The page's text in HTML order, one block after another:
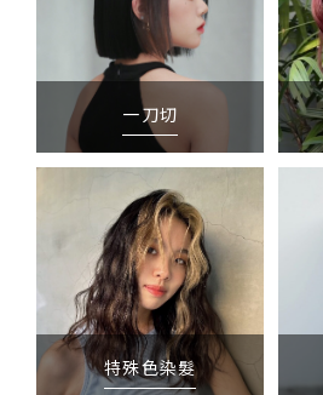
一刀切
特殊色染髮